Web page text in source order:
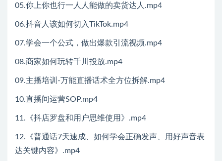
05.你上你也行一人人能做的卖货达人.mp4
06.抖音人该如何切入TikTok.mp4
07.学会一个公式，做出爆款引流视频.mp4
08.商家如何玩转千川投放.mp4
09.主播培训-万能直播话术全方位拆解.mp4
10.直播间运营SOP.mp4
11.《抖店罗盘和用户思维使用》.mp4
12.《普通话7天速成、如何学会正确发声、用好声音表
达关键内容》.mp4